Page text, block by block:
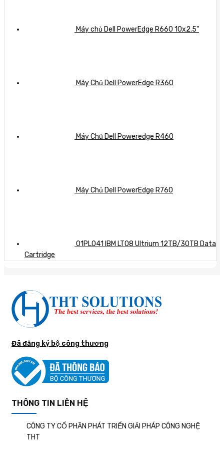
Máy chủ Dell PowerEdge R660 10x2.5"
Máy Chủ Dell PowerEdge R360
Máy Chủ Dell Poweredge R460
Máy Chủ Dell PowerEdge R760
01PL041 IBM LTO8 Ultrium 12TB/30TB Data
Cartridge
Đã đăng ký bộ công thương
THÔNG TIN LIÊN HỆ
CÔNG TY CỔ PHẦN PHÁT TRIỂN GIẢI PHÁP CÔNG NGHỆ
THT